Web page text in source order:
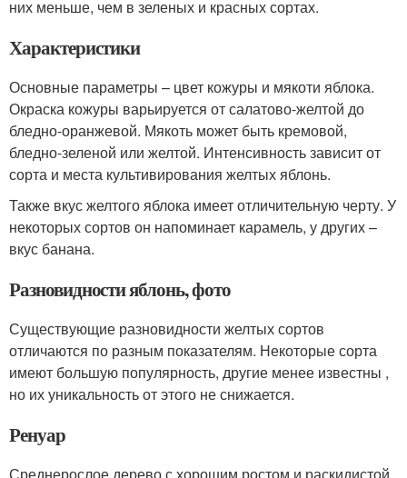
них меньше, чем в зеленых и красных сортах.
Характеристики
Основные параметры – цвет кожуры и мякоти яблока.
Окраска кожуры варьируется от салатово-желтой до
бледно-оранжевой. Мякоть может быть кремовой,
бледно-зеленой или желтой. Интенсивность зависит от
сорта и места культивирования желтых яблонь.
Также вкус желтого яблока имеет отличительную черту. У
некоторых сортов он напоминает карамель, у других –
вкус банана.
Разновидности яблонь, фото
Существующие разновидности желтых сортов
отличаются по разным показателям. Некоторые сорта
имеют большую популярность, другие менее известны ,
но их уникальность от этого не снижается.
Ренуар